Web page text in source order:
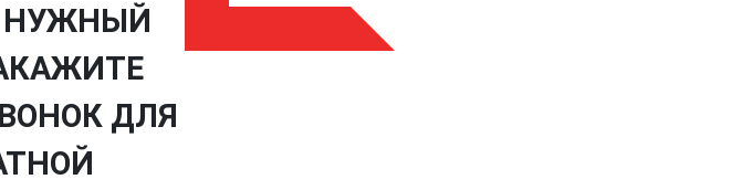
НУЖНЫЙ
ДЛЯ